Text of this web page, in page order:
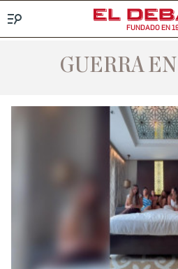
FUNDADO EN
GUERRA